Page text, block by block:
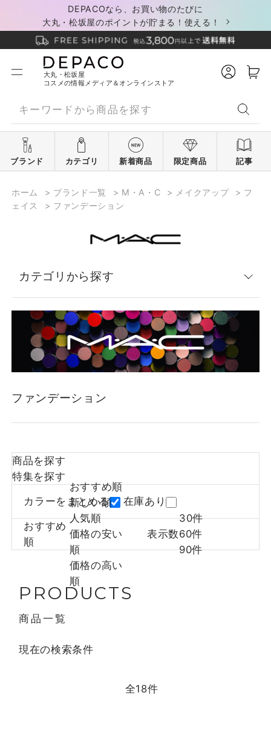
DEPACOなら、お買い物のたびに
大丸・松坂屋のポイントが貯まる！使える！
大丸・松坂屋
コスメの情報メディア＆オンラインストア
ブランド カテゴリ 新着商品 限定商品 記事
ホーム > ブランド一覧 > M・A・C > メイクアップ > フ
ェイス
> ファンデーション
カテゴリから探す
ファンデーション
商品を探す
特集を探す
カラーをまとめる 在庫あり
おすすめ
順
おすすめ順
新しい順
人気順
価格の安い
順
価格の高い
順
表示数
30件
60件
90件
PRODUCTS
商品一覧
現在の検索条件
全18件